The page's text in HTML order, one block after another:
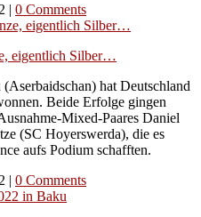
| 0 Comments
eigentlich Silber…
hat Deutschland
Beide Erfolge gingen
Mixed-Paares Daniel
(SC Hoyerswerda), die es
aufs Podium schafften.
| 0 Comments